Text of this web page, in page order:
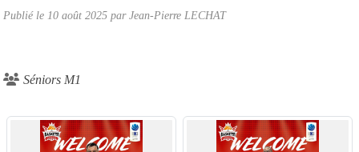
Publié le 10 août 2025 par Jean-Pierre LECHAT
Séniors M1